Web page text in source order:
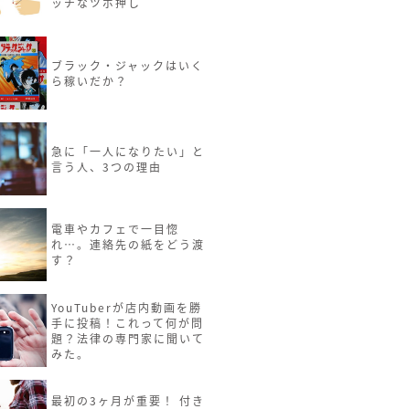
ブラック・ジャックはいく
ら稼いだか？
急に「一人になりたい」と
言う人、3つの理由
電車やカフェで一目惚
れ…。連絡先の紙をどう渡
す？
YouTuberが店内動画を勝
手に投稿！これって何が問
題？法律の専門家に聞いて
みた。
最初の3ヶ月が重要！ 付き